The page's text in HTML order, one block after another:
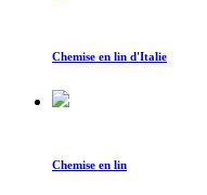
Chemise en lin d'Italie
Chemise en lin